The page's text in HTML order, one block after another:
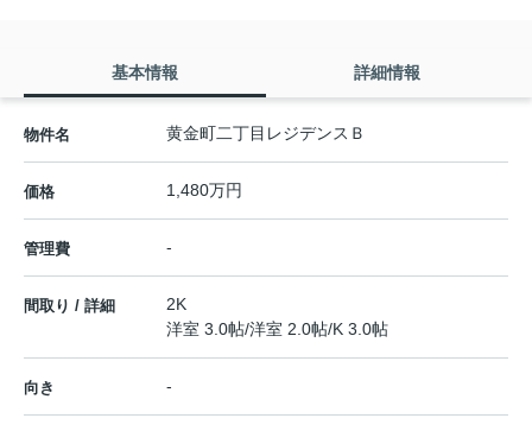
基本情報 詳細情報
物件名 黄金町二丁目レジデンスＢ
価格 1,480万円
管理費 -
間取り / 詳細
2K
洋室 3.0帖/洋室 2.0帖/K 3.0帖
向き -